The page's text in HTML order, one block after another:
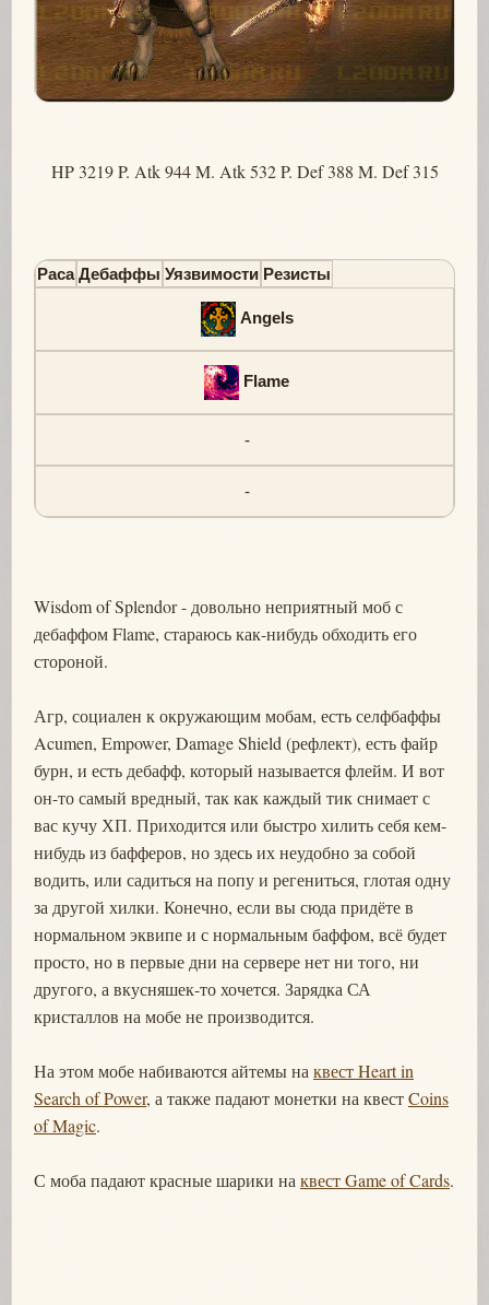
HP 3219 P. Atk 944 M. Atk 532 P. Def 388 M. Def 315
Раса Дебаффы Уязвимости Резисты
Angels
Flame
-
-
Wisdom of Splendor - довольно неприятный моб с
дебаффом Flame, стараюсь как-нибудь обходить его
стороной.
Агр, социален к окружающим мобам, есть селфбаффы
Acumen, Empower, Damage Shield (рефлект), есть файр
бурн, и есть дебафф, который называется флейм. И вот
он-то самый вредный, так как каждый тик снимает с
вас кучу ХП. Приходится или быстро хилить себя кем-
нибудь из бафферов, но здесь их неудобно за собой
водить, или садиться на попу и регениться, глотая одну
за другой хилки. Конечно, если вы сюда придёте в
нормальном эквипе и с нормальным баффом, всё будет
просто, но в первые дни на сервере нет ни того, ни
другого, а вкусняшек-то хочется. Зарядка СА
кристаллов на мобе не производится.
На этом мобе набиваются айтемы на квест Heart in
Search of Power, а также падают монетки на квестCoins
of Magic.
С моба падают красные шарики на квест Game of Cards.